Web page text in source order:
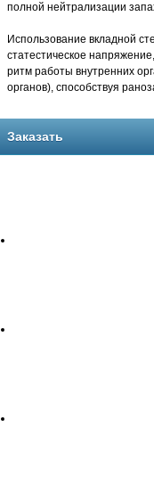
полной нейтрализации
Использование вкладной
статестическое
ритм работы внутренних
органов), способствуя
Заказать